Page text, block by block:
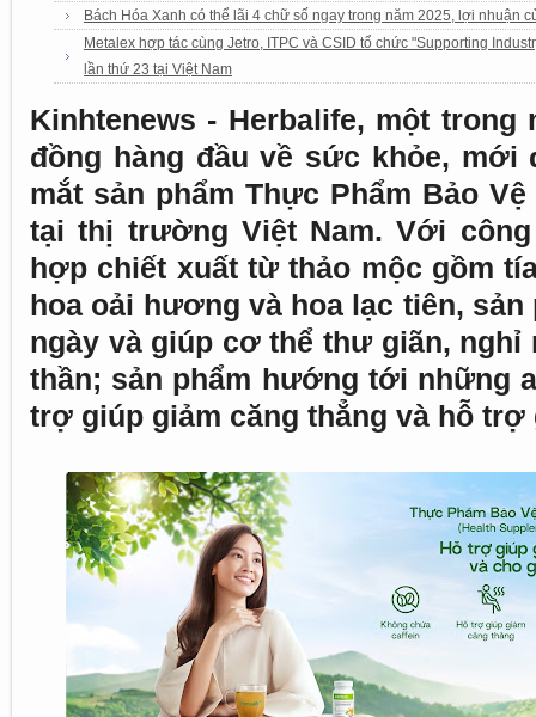
Bách Hóa Xanh có thể lãi 4 chữ số ngay trong năm 2025, lợi nhuận
Metalex hợp tác cùng Jetro, ITPC và CSID tổ chức "Supporting
lần thứ 23 tại Việt Nam
Kinhtenews - Herbalife, một
đồng hàng đầu về sức khỏe, mới
mắt sản phẩm Thực Phẩm Bảo
tại thị trường Việt Nam. Với
hợp chiết xuất từ thảo mộc gồm
hoa oải hương và hoa lạc tiên, sản
ngày và giúp cơ thể thư giãn,
thần; sản phẩm hướng tới những
trợ giúp giảm căng thẳng và hỗ trợ